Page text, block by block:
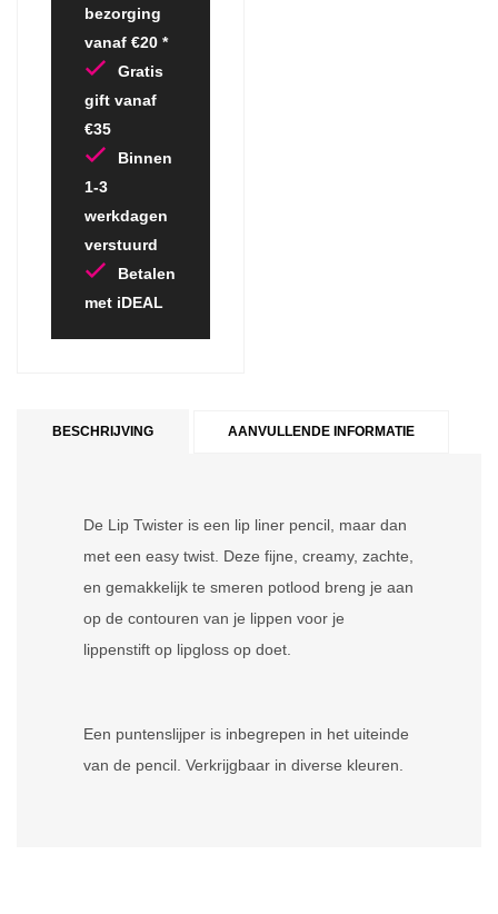
bezorging
vanaf €20 *
Gratis
gift vanaf
€35
Binnen
1-3
werkdagen
verstuurd
Betalen
met iDEAL
BESCHRIJVING AANVULLENDE INFORMATIE
De Lip Twister is een lip liner pencil, maar dan
met een easy twist. Deze fijne, creamy, zachte,
en gemakkelijk te smeren potlood breng je aan
op de contouren van je lippen voor je
lippenstift op lipgloss op doet.
Een puntenslijper is inbegrepen in het uiteinde
van de pencil. Verkrijgbaar in diverse kleuren.